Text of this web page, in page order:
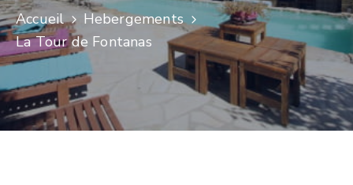
Contact
Accueil
Hebergements
La Tour de Fontanas